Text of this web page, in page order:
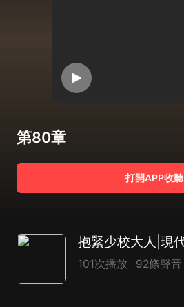
第80章
打開APP收聽
101次播放 92條聲音